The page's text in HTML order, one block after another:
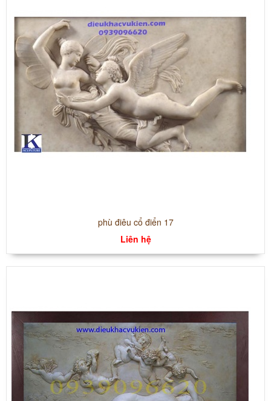
phù điêu cổ điển 17
Liên hệ